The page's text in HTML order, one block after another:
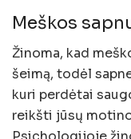
Meškos
Žinoma, kad
šeimą, todėl
kuri perdėtai
reikšti jūsų